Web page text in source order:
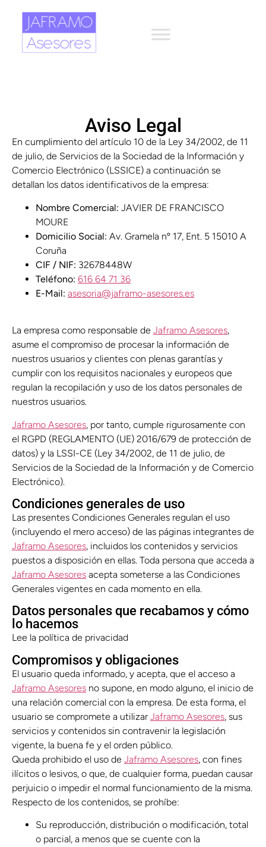
Aviso Legal
En cumplimiento del artículo 10 de la Ley 34/2002, de 11
de julio, de Servicios de la Sociedad de la Información y
Comercio Electrónico (LSSICE) a continuación se
detallan los datos identificativos de la empresa:
Nombre Comercial: JAVIER DE FRANCISCO
MOURE
Domicilio Social: Av. Gramela nº 17, Ent. 5 15010 A
Coruña
CIF / NIF: 32678448W
Teléfono: 616 64 71 36
E-Mail: asesoria@jaframo-asesores.es
La empresa como responsable de Jaframo Asesores,
asume el compromiso de procesar la información de
nuestros usuarios y clientes con plenas garantías y
cumplir con los requisitos nacionales y europeos que
regulan la recopilación y uso de los datos personales de
nuestros usuarios.
Jaframo Asesores, por tanto, cumple rigurosamente con
el RGPD (REGLAMENTO (UE) 2016/679 de protección de
datos) y la LSSI-CE (Ley 34/2002, de 11 de julio, de
Servicios de la Sociedad de la Información y de Comercio
Electrónico).
Condiciones generales de uso
Las presentes Condiciones Generales regulan el uso
(incluyendo el mero acceso) de las páginas integrantes de
Jaframo Asesores, incluidos los contenidos y servicios
puestos a disposición en ellas. Toda persona que acceda a
Jaframo Asesores acepta someterse a las Condiciones
Generales vigentes en cada momento en ella.
Datos personales que recabamos y cómo
lo hacemos
Lee la política de privacidad
Compromisos y obligaciones
El usuario queda informado, y acepta, que el acceso a
Jaframo Asesores no supone, en modo alguno, el inicio de
una relación comercial con la empresa. De esta forma, el
usuario se compromete a utilizar Jaframo Asesores, sus
servicios y contenidos sin contravenir la legislación
vigente, la buena fe y el orden público.
Queda prohibido el uso de Jaframo Asesores, con fines
ilícitos o lesivos, o que, de cualquier forma, puedan causar
perjuicio o impedir el normal funcionamiento de la misma.
Respecto de los contenidos, se prohíbe:
Su reproducción, distribución o modificación, total
o parcial, a menos que se cuente con la